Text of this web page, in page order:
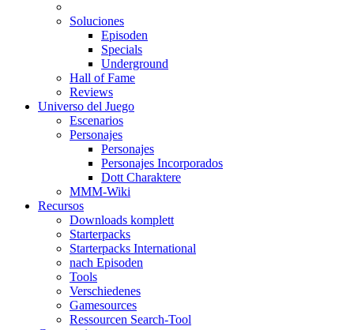
Soluciones
Episoden
Specials
Underground
Hall of Fame
Reviews
Universo del Juego
Escenarios
Personajes
Personajes
Personajes Incorporados
Dott Charaktere
MMM-Wiki
Recursos
Downloads komplett
Starterpacks
Starterpacks International
nach Episoden
Tools
Verschiedenes
Gamesources
Ressourcen Search-Tool